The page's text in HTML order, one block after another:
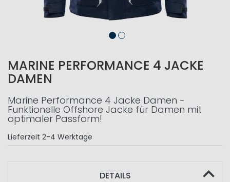
MARINE PERFORMANCE 4 JACKE
DAMEN
Marine Performance 4 Jacke Damen -
Funktionelle Offshore Jacke für Damen mit
optimaler Passform!
Lieferzeit 2-4 Werktage
DETAILS